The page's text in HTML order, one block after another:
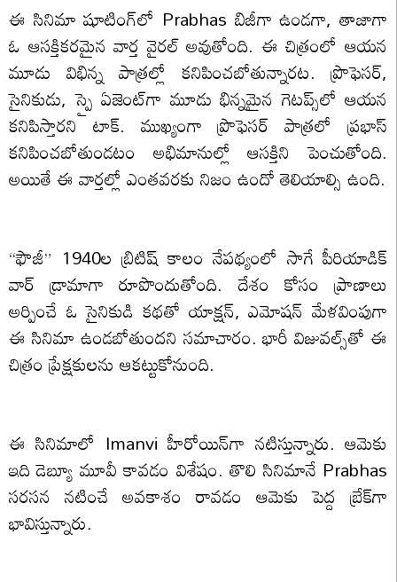
ఈ సినిమా షూటింగ్‌లో Prabhas బిజీగా ఉండగా, తాజాగా
ఓ ఆసక్తికరమైన వార్త వైరల్ అవుతోంది. ఈ చిత్రంలో ఆయన
మూడు విభిన్న పాత్రల్లో కనిపించబోతున్నారట. ప్రొఫెసర్,
సైనికుడు, స్పై ఏజెంట్‌గా మూడు భిన్నమైన గెటప్స్‌లో ఆయన
కనిపిస్తారని టాక్. ముఖ్యంగా ప్రొఫెసర్ పాత్రలో ప్రభాస్
కనిపించబోతుండటం అభిమానుల్లో ఆసక్తిని పెంచుతోంది.
అయితే ఈ వార్తల్లో ఎంతవరకు నిజం ఉందో తెలియాల్సి ఉంది.
“ఫౌజీ” 1940ల బ్రిటిష్ కాలం నేపథ్యంలో సాగే పీరియాడిక్
వార్ డ్రామాగా రూపొందుతోంది. దేశం కోసం ప్రాణాలు
అర్పించే ఓ సైనికుడి కథతో యాక్షన్, ఎమోషన్ మేళవింపుగా
ఈ సినిమా ఉండబోతుందని సమాచారం. భారీ విజువల్స్‌తో ఈ
చిత్రం ప్రేక్షకులను ఆకట్టుకోనుంది.
ఈ సినిమాలో Imanvi హీరోయిన్‌గా నటిస్తున్నారు. ఆమెకు
ఇది డెబ్యూ మూవీ కావడం విశేషం. తొలి సినిమానే Prabhas
సరసన నటించే అవకాశం రావడం ఆమెకు పెద్ద బ్రేక్‌గా
భావిస్తున్నారు.